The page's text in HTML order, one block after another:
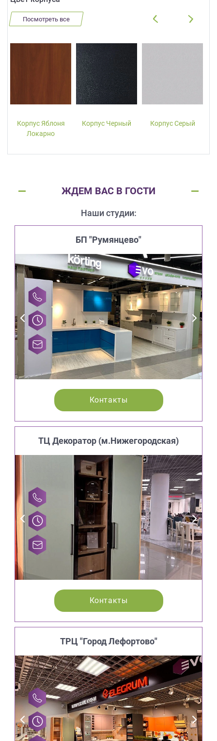
Посмотреть все
Корпус Яблоня
Локарно
Корпус Черный Корпус Серый
ЖДЕМ ВАС В ГОСТИ
Наши студии:
БП "Румянцево"
Контакты
ТЦ Декоратор (м.Нижегородская)
Контакты
ТРЦ "Город Лефортово"